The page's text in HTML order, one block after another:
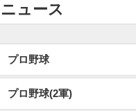
ニュース
プロ野球
プロ野球(2軍)